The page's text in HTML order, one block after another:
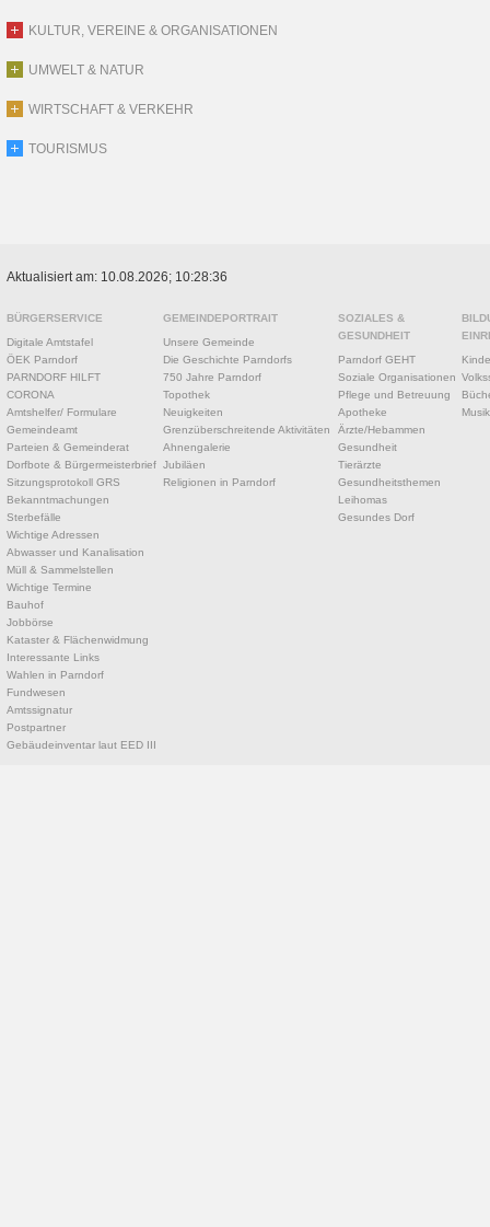
KULTUR, VEREINE & ORGANISATIONEN
UMWELT & NATUR
WIRTSCHAFT & VERKEHR
TOURISMUS
Aktualisiert am: 10.08.2026; 10:28:36
BÜRGERSERVICE
Digitale Amtstafel
ÖEK Parndorf
PARNDORF HILFT
CORONA
Amtshelfer/ Formulare
Gemeindeamt
Parteien & Gemeinderat
Dorfbote & Bürgermeisterbrief
Sitzungsprotokoll GRS
Bekanntmachungen
Sterbefälle
Wichtige Adressen
Abwasser und Kanalisation
Müll & Sammelstellen
Wichtige Termine
Bauhof
Jobbörse
Kataster & Flächenwidmung
Interessante Links
Wahlen in Parndorf
Fundwesen
Amtssignatur
Postpartner
Gebäudeinventar laut EED III
GEMEINDEPORTRAIT
Unsere Gemeinde
Die Geschichte Parndorfs
750 Jahre Parndorf
Topothek
Neuigkeiten
Grenzüberschreitende Aktivitäten
Ahnengalerie
Jubiläen
Religionen in Parndorf
SOZIALES &
GESUNDHEIT
Parndorf GEHT
Soziale Organisationen
Pflege und Betreuung
Apotheke
Ärzte/Hebammen
Gesundheit
Tierärzte
Gesundheitsthemen
Leihomas
Gesundes Dorf